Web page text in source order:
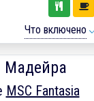
Что включено
Мадейра
MSC Fantasia